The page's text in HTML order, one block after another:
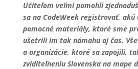
Učiteľom veľmi pomohli
sa na CodeWeek registrovať,
pomocné materiály, ktoré sme
ušetrili im tak námahu aj čas.
a organizácie, ktoré sa zapojili,
zviditeľneniu Slovenska na mape